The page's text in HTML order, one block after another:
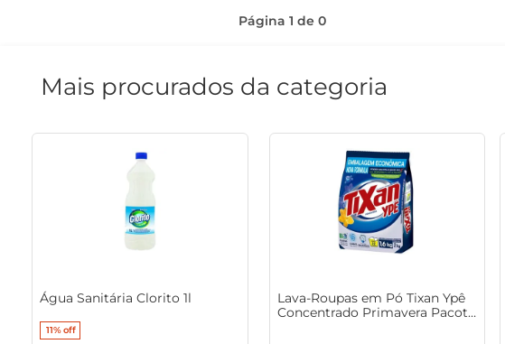
Página 1 de 0
Mais procurados da categoria
Água Sanitária Clorito 1l
11%off
Lava-Roupas em Pó Tixan Ypê
Concentrado Primavera Pacote